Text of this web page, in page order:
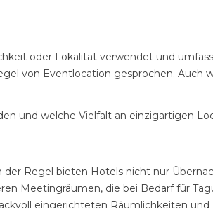
oder Lokalität verwendet und
von Eventlocation gesprochen. Auch
und welche Vielfalt an einzigartigen
Regel bieten Hotels nicht nur
Meetingräumen, die bei Bedarf für
eingerichteten Räumlichkeiten und